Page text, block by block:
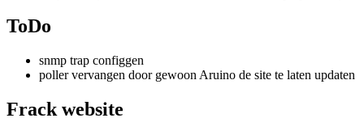
ToDo
snmp trap configgen
poller vervangen door gewoon Aruino de site te laten updaten
Frack website